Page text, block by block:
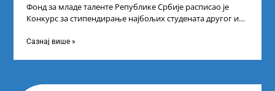
Фонд за младе таленте Републике Србије расписао је
Конкурс за стипендирање најбољих студената другог и
Сазнај више »